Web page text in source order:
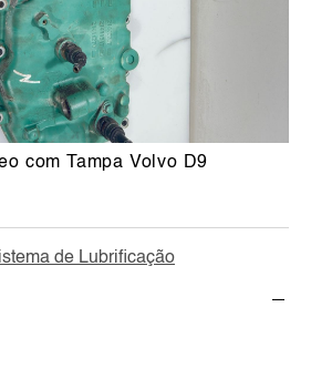
de Lubrificação
com Tampa Volvo D9